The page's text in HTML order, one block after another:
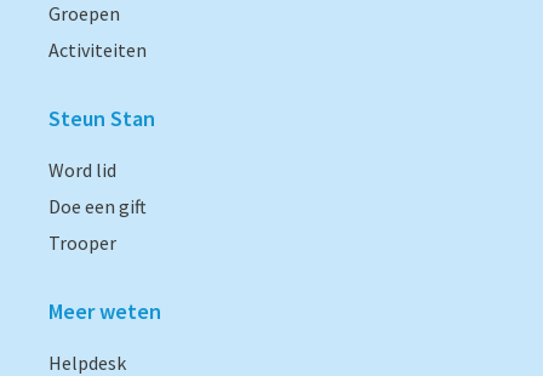
Groepen
Activiteiten
Steun Stan
Word lid
Doe een gift
Trooper
Meer weten
Helpdesk